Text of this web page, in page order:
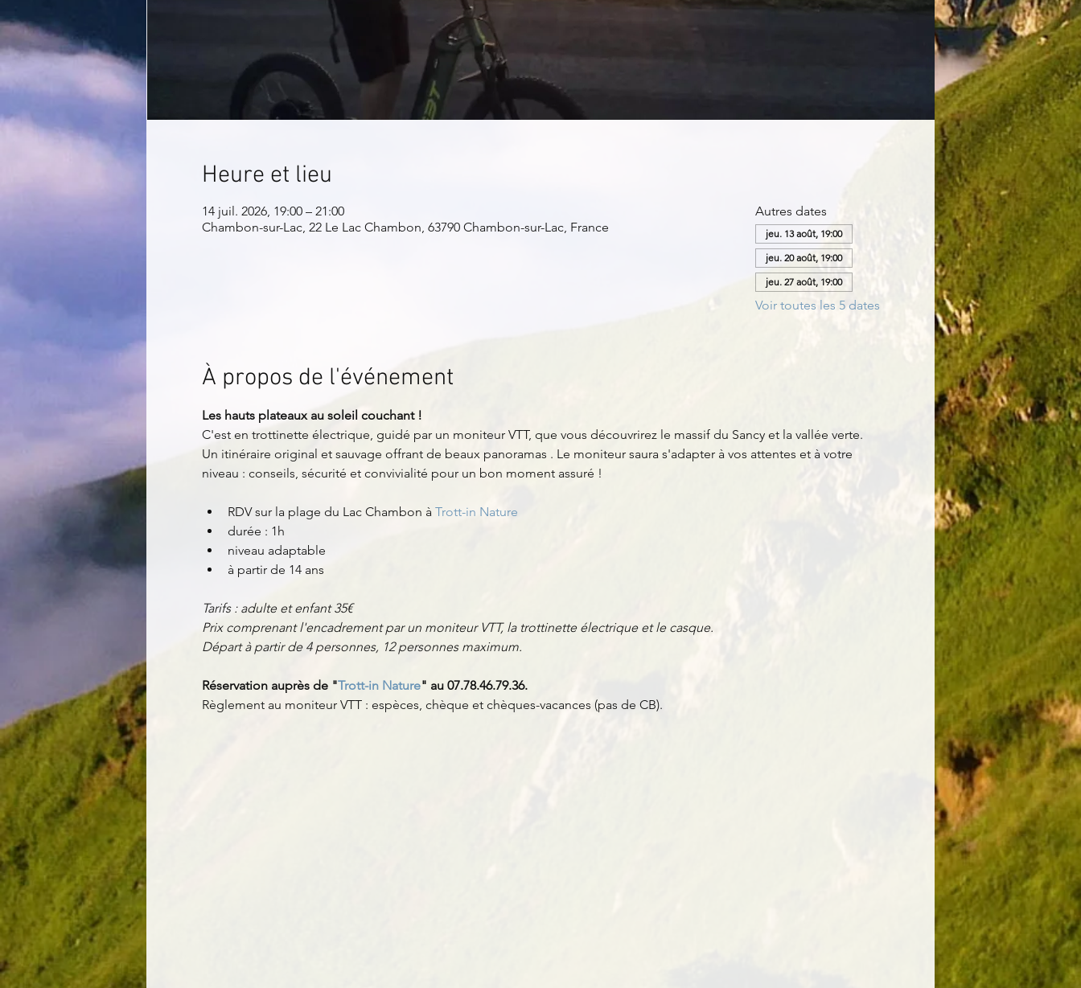
Heure et lieu
14 juil. 2026, 19:00 – 21:00
Chambon-sur-Lac, 22 Le Lac Chambon, 63790 Chambon-sur-Lac, France
Autres dates
jeu. 13 août, 19:00
jeu. 20 août, 19:00
jeu. 27 août, 19:00
Voir toutes les 5 dates
À propos de l'événement
Les hauts plateaux au soleil couchant !
C'est en trottinette électrique, guidé par un moniteur VTT, que vous découvrirez le massif du Sancy et la vallée verte.
Un itinéraire original et sauvage offrant de beaux panoramas . Le moniteur saura s'adapter à vos attentes et à votre
niveau : conseils, sécurité et convivialité pour un bon moment assuré !
RDV sur la plage du Lac Chambon à Trott-in Nature
durée : 1h
niveau adaptable
à partir de 14 ans
Tarifs : adulte et enfant 35€
Prix comprenant l'encadrement par un moniteur VTT, la trottinette électrique et le casque.
Départ à partir de 4 personnes, 12 personnes maximum.
Réservation auprès de "Trott-in Nature" au 07.78.46.79.36.
Règlement au moniteur VTT : espèces, chèque et chèques-vacances (pas de CB).